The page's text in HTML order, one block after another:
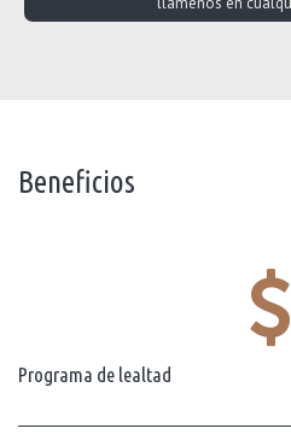
Beneficios
Programa de lealtad